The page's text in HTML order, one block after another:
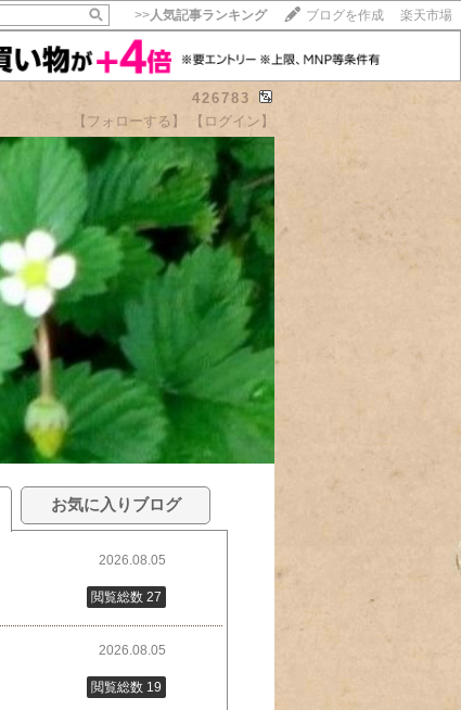
>>人気記事ランキング ブログを作成 楽天市場
426783
【フォローする】 【ログイン】
お気に入りブログ
2026.08.05
閲覧総数 27
2026.08.05
閲覧総数 19